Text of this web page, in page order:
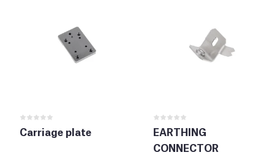
Carriage plate
EARTHING
CONNECTOR